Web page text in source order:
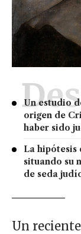
Un estudio
origen de
haber sido
La
situando su
de seda
Un